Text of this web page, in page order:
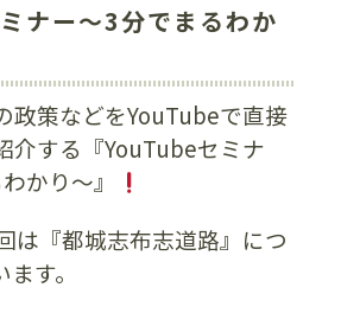
ナー〜3分でまるわか
政策などをYouTubeで直接
介する『YouTubeセミナ
かり〜』
は『都城志布志道路』につ
す。